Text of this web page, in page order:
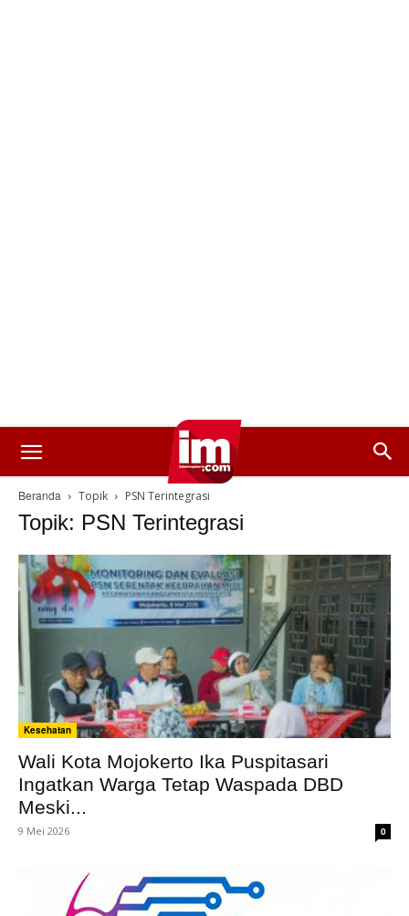
Beranda Topik PSN Terintegrasi
Topik: PSN Terintegrasi
Kesehatan
Wali Kota Mojokerto Ika Puspitasari
Ingatkan Warga Tetap Waspada DBD
Meski...
9 Mei 2026 0